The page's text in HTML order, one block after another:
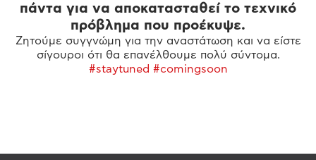
πάντα για να αποκατασταθεί το τεχνικό
πρόβλημα που προέκυψε.
Ζητούμε συγγνώμη για την αναστάτωση και να είστε
σίγουροι ότι θα επανέλθουμε πολύ σύντομα.
#staytuned #comingsoon